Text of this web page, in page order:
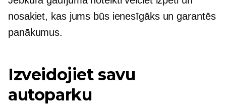
nosakiet, kas jums būs ienesīgāks un garantēs
panākumus.
Izveidojiet savu
autoparku